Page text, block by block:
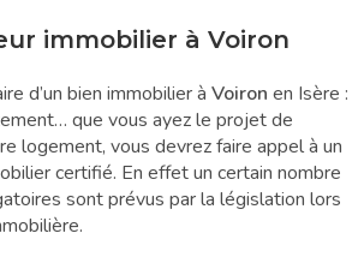
immobilier à Voiron
d’un bien immobilier à Voiron en Isère :
que vous ayez le projet de
logement, vous devrez faire appel à un
certifié. En effet un certain nombre
sont prévus par la législation lors